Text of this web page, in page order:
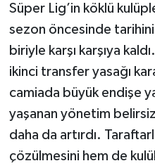
Süper Lig’in köklü
sezon öncesinde
biriyle karşı karşıya
ikinci transfer yasağı
camiada büyük endişe
yaşanan yönetim
daha da artırdı.
çözülmesini hem de